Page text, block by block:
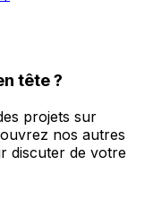
tête ?
projets sur
nos autres
discuter de votre